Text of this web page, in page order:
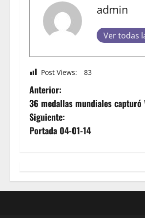
admin
Ver todas
Post Views: 83
Anterior:
36 medallas mundiales capturó
Siguiente:
Portada 04-01-14